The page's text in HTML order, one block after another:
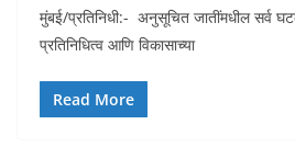
मुंबई/प्रतिनिधी:- अनुसूचित जातींमधील सर्व
प्रतिनिधित्व आणि विकासाच्या
Read More